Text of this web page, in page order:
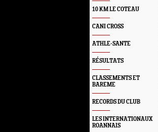
10 KM LE COTEAU
CANI CROSS
ATHLE-SANTE
RÉSULTATS
CLASSEMENTS ET
BAREME
RECORDS DU CLUB
LES INTERNATIONAUX
ROANNAIS